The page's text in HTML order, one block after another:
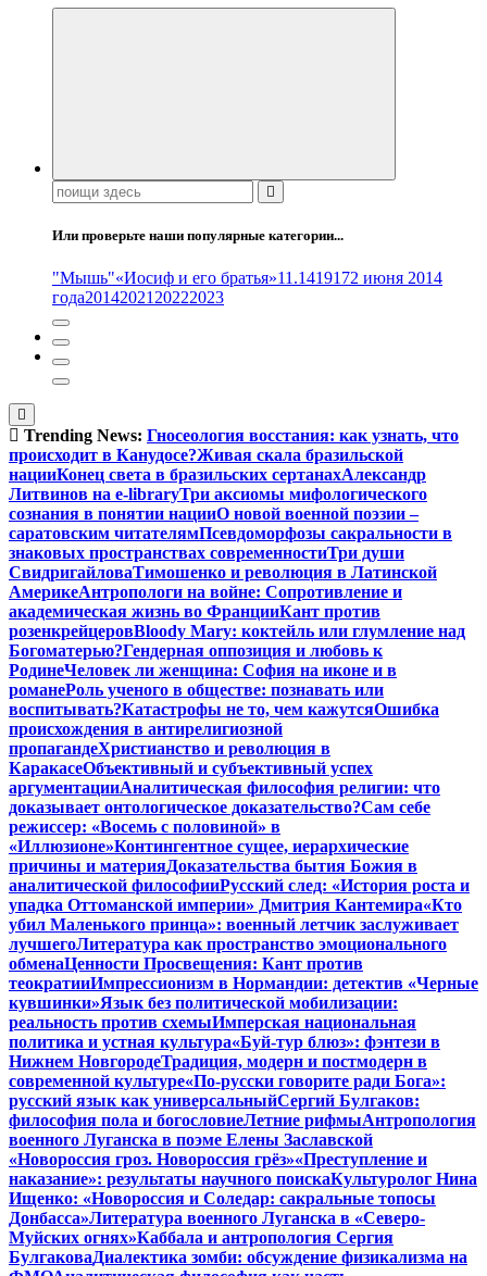
Поиск:
Или проверьте наши популярные категории...
"Мышь"«Иосиф и его братья»11.1419172 июня 2014
года20142021 20222023
Trending News: Гносеология восстания: как узнать, что
происходит в Канудосе?Живая скала бразильской
нацииКонец света в бразильских сертанахАлександр
Литвинов на e-libraryТри аксиомы мифологического
сознания в понятии нацииО новой военной поэзии –
саратовским читателямПсевдоморфозы сакральности в
знаковых пространствах современностиТри души
СвидригайловаТимошенко и революция в Латинской
АмерикеАнтропологи на войне: Сопротивление и
академическая жизнь во ФранцииКант против
розенкрейцеровBloody Mary: коктейль или глумление над
Богоматерью?Гендерная оппозиция и любовь к
РодинеЧеловек ли женщина: София на иконе и в
романеРоль ученого в обществе: познавать или
воспитывать?Катастрофы не то, чем кажутсяОшибка
происхождения в антирелигиозной
пропагандеХристианство и революция в
КаракасеОбъективный и субъективный успех
аргументацииАналитическая философия религии: что
доказывает онтологическое доказательство?Сам себе
режиссер: «Восемь с половиной» в
«Иллюзионе»Контингентное сущее, иерархические
причины и материяДоказательства бытия Божия в
аналитической философииРусский след: «История роста и
упадка Оттоманской империи» Дмитрия Кантемира«Кто
убил Маленького принца»: военный летчик заслуживает
лучшегоЛитература как пространство эмоционального
обменаЦенности Просвещения: Кант против
теократииИмпрессионизм в Нормандии: детектив «Черные
кувшинки»Язык без политической мобилизации:
реальность против схемыИмперская национальная
политика и устная культура«Буй-тур блюз»: фэнтези в
Нижнем НовгородеТрадиция, модерн и постмодерн в
современной культуре«По-русски говорите ради Бога»:
русский язык как универсальныйСергий Булгаков:
философия пола и богословиеЛетние рифмыАнтропология
военного Луганска в поэме Елены Заславской
«Новороссия гроз. Новороссия грёз»«Преступление и
наказание»: результаты научного поискаКультуролог Нина
Ищенко: «Новороссия и Соледар: сакральные топосы
Донбасса»Литература военного Луганска в «Северо-
Муйских огнях»Каббала и антропология Сергия
БулгаковаДиалектика зомби: обсуждение физикализма на